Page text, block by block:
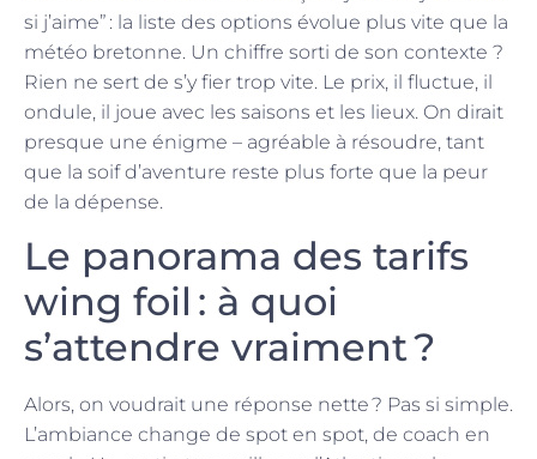
si j’aime” : la liste des options évolue plus vite que la
météo bretonne. Un chiffre sorti de son contexte ?
Rien ne sert de s’y fier trop vite. Le prix, il fluctue, il
ondule, il joue avec les saisons et les lieux. On dirait
presque une énigme – agréable à résoudre, tant
que la soif d’aventure reste plus forte que la peur
de la dépense.
Le panorama des tarifs
wing foil : à quoi
s’attendre vraiment ?
Alors, on voudrait une réponse nette ? Pas si simple.
L’ambiance change de spot en spot, de coach en